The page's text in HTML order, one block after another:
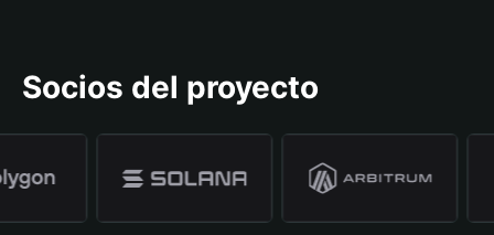
Socios del proyecto